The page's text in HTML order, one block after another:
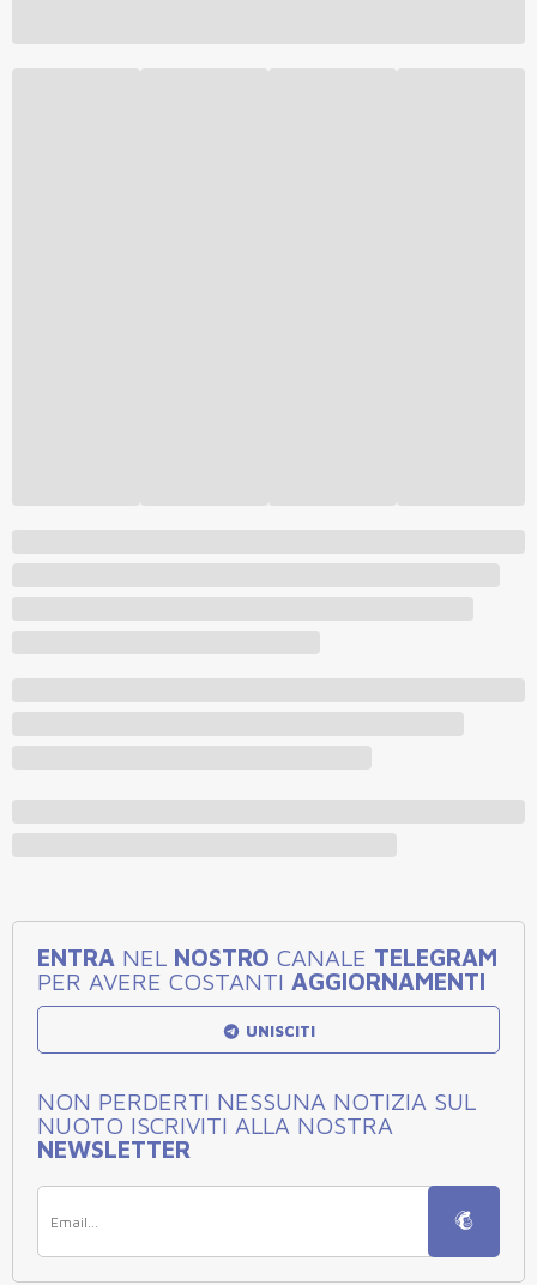
ENTRA NEL NOSTRO CANALE TELEGRAM
PER AVERE COSTANTI AGGIORNAMENTI
UNISCITI
NON PERDERTI NESSUNA NOTIZIA SUL
NUOTO ISCRIVITI ALLA NOSTRA
NEWSLETTER